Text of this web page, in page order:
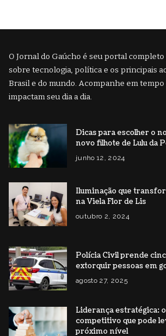
O Jornal do Gaúcho é seu portal
sobre tecnologia, política e os principais
Brasil e do mundo. Acompanhe em tempo
impactam seu dia a dia.
Dicas para escolher o
novo filhote de Lulu da
junho 12, 2024
Iluminação que
na Viela Flor de Lis
outubro 2, 2024
Polícia Civil prende
extorquir pessoas em
agosto 27, 2025
Liderança estratégica:
competitivo que pode
próximo nível